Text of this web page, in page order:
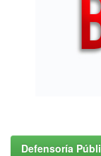
Defensoría